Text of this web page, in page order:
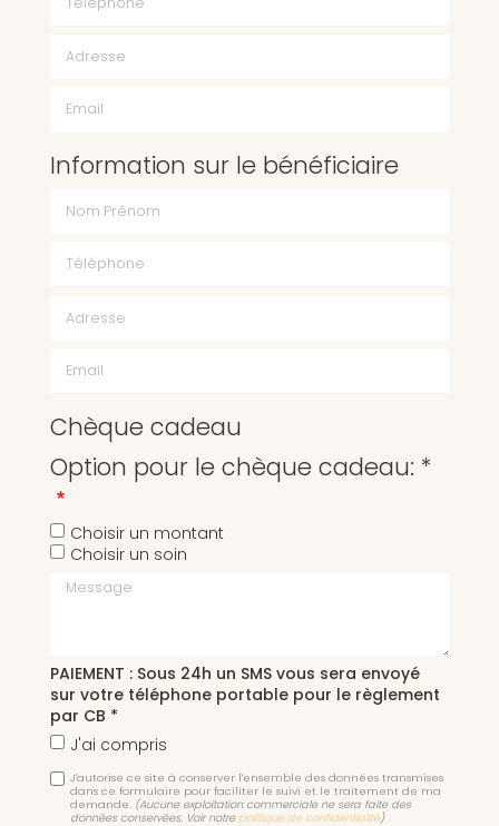
Information sur le bénéficiaire
Chèque cadeau
Option pour le chèque cadeau: *
Choisir un montant
Choisir un soin
Message
PAIEMENT : Sous 24h un SMS vous sera envoyé
sur votre téléphone portable pour le règlement
par CB *
J'ai compris
J'autorise ce site à conserver l'ensemble des données transmises
dans ce formulaire pour faciliter le suivi et le traitement de ma
demande. (Aucune exploitation commerciale ne sera faite des
données conservées. Voir notre politique de confidentialité)